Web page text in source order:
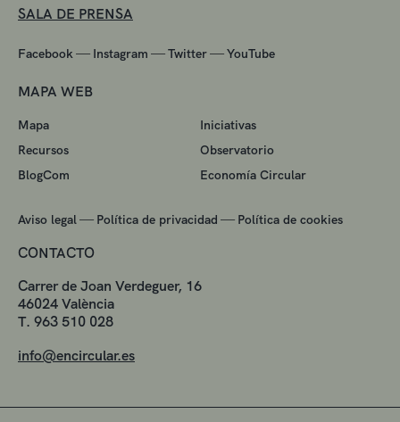
SALA DE PRENSA
Facebook — Instagram —Twitter—YouTube
MAPA WEB
Mapa
Iniciativas
Recursos
Observatorio
BlogCom
Economía Circular
Aviso legal — Política de privacidad — Política de cookies
CONTACTO
Carrer de Joan Verdeguer, 16
46024 València
T. 963 510 028
info@encircular.es